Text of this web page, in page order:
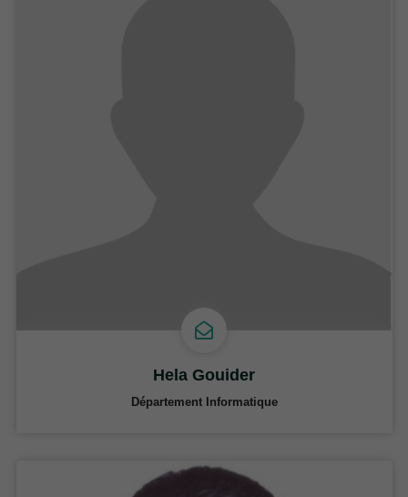
Hela Gouider
Département Informatique